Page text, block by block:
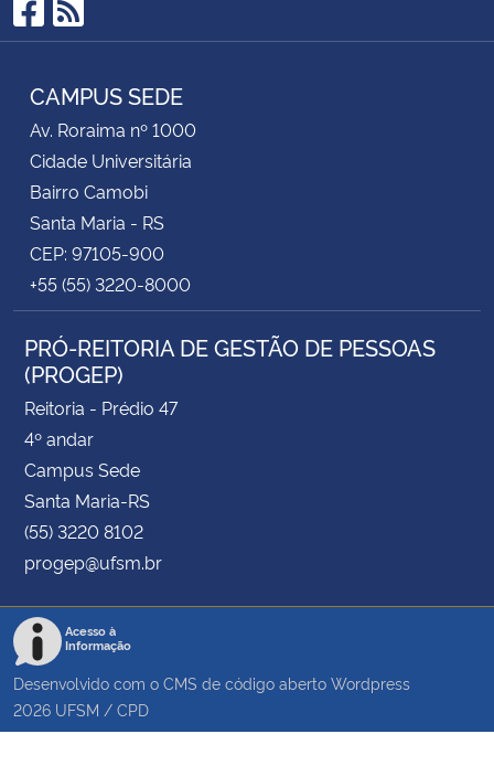
Facebook
RSS
CAMPUS SEDE
Av. Roraima nº 1000
Cidade Universitária
Bairro Camobi
Santa Maria - RS
CEP: 97105-900
+55 (55) 3220-8000
PRÓ-REITORIA DE GESTÃO DE PESSOAS
(PROGEP)
Reitoria - Prédio 47
4º andar
Campus Sede
Santa Maria-RS
(55) 3220 8102
progep@ufsm.br
Acesso à
Informação
Desenvolvido com o CMS de código aberto Wordpress
2026 UFSM / CPD